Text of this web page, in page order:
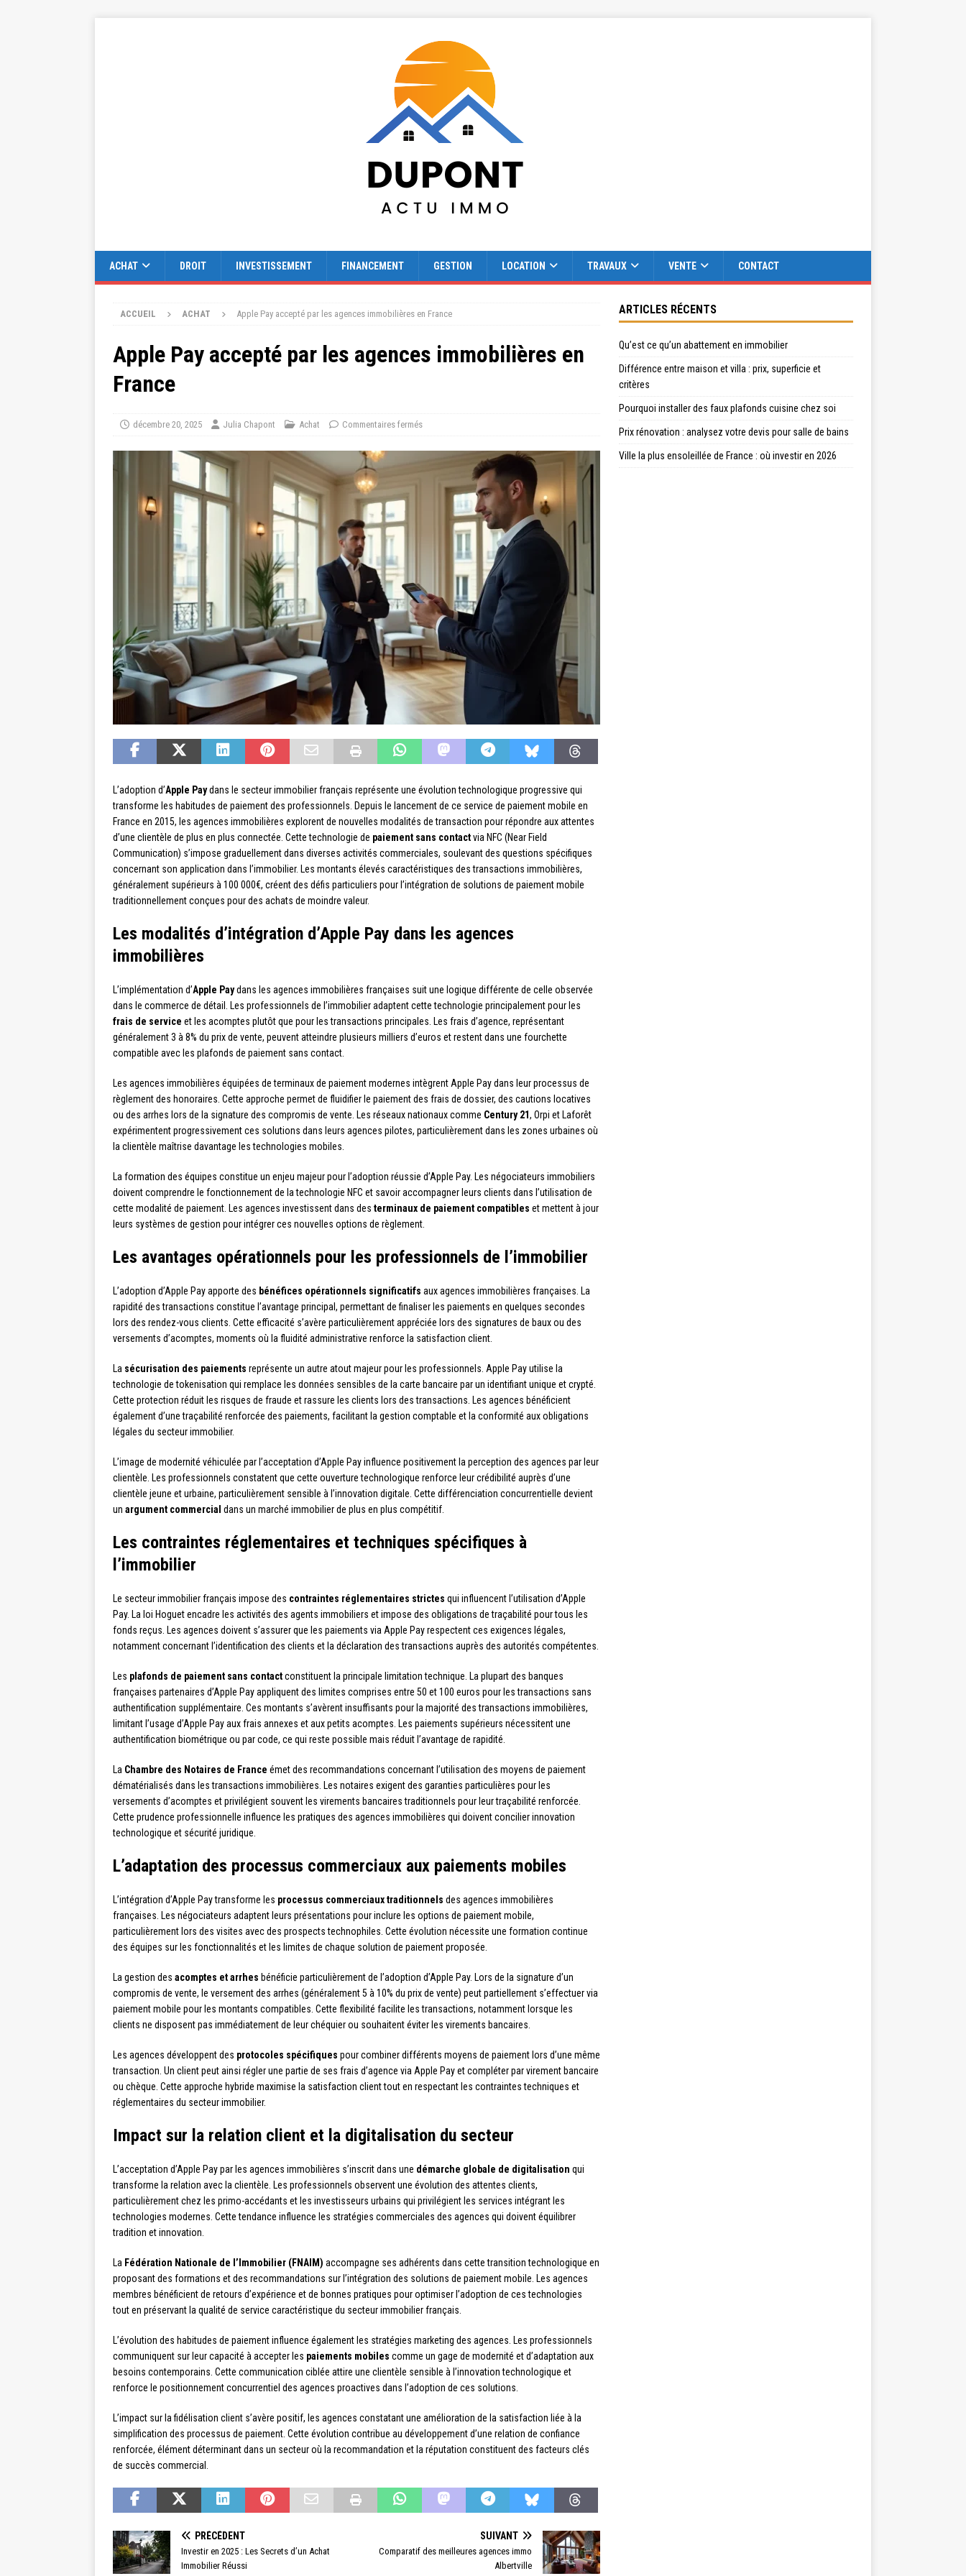
ACHAT DROIT INVESTISSEMENT FINANCEMENT GESTION LOCATION TRAVAUX VENTE CONTACT
ACCUEIL ACHAT Apple Pay accepté par les agences immobilières en France
Apple Pay accepté par les agences immobilières en
France
décembre 20, 2025 Julia Chapont Achat Commentaires fermés
L’adoption d’Apple Paydans le secteur immobilier français représente une évolution technologique progressive qui
transforme les habitudes de paiement des professionnels. Depuis le lancement de ce service de paiement mobile en
France en 2015, les agences immobilières explorent de nouvelles modalités de transaction pour répondre aux attentes
d’une clientèle de plus en plus connectée. Cette technologie de paiement sans contactvia NFC (Near Field
Communication) s’impose graduellement dans diverses activités commerciales, soulevant des questions spécifiques
concernant son application dans l’immobilier. Les montants élevés caractéristiques des transactions immobilières,
généralement supérieurs à 100 000€, créent des défis particuliers pour l’intégration de solutions de paiement mobile
traditionnellement conçues pour des achats de moindre valeur.
Les modalités d’intégration d’Apple Pay dans les agences
immobilières
L’implémentation d’Apple Paydans les agences immobilières françaises suit une logique différente de celle observée
dans le commerce de détail. Les professionnels de l’immobilier adaptent cette technologie principalement pour les
frais de service et les acomptes plutôt que pour les transactions principales. Les frais d’agence, représentant
généralement 3 à 8% du prix de vente, peuvent atteindre plusieurs milliers d’euros et restent dans une fourchette
compatible avec les plafonds de paiement sans contact.
Les agences immobilières équipées de terminaux de paiement modernes intègrent Apple Pay dans leur processus de
règlement des honoraires. Cette approche permet de fluidifier le paiement des frais de dossier, des cautions locatives
ou des arrhes lors de la signature des compromis de vente. Les réseaux nationaux comme Century 21, Orpi et Laforêt
expérimentent progressivement ces solutions dans leurs agences pilotes, particulièrement dans les zones urbaines où
la clientèle maîtrise davantage les technologies mobiles.
La formation des équipes constitue un enjeu majeur pour l’adoption réussie d’Apple Pay. Les négociateurs immobiliers
doivent comprendre le fonctionnement de la technologie NFC et savoir accompagner leurs clients dans l’utilisation de
cette modalité de paiement. Les agences investissent dans des terminaux de paiement compatibles et mettent à jour
leurs systèmes de gestion pour intégrer ces nouvelles options de règlement.
Les avantages opérationnels pour les professionnels de l’immobilier
L’adoption d’Apple Pay apporte des bénéfices opérationnels significatifs aux agences immobilières françaises. La
rapidité des transactions constitue l’avantage principal, permettant de finaliser les paiements en quelques secondes
lors des rendez-vous clients. Cette efficacité s’avère particulièrement appréciée lors des signatures de baux ou des
versements d’acomptes, moments où la fluidité administrative renforce la satisfaction client.
La sécurisation des paiements représente un autre atout majeur pour les professionnels. Apple Pay utilise la
technologie de tokenisation qui remplace les données sensibles de la carte bancaire par un identifiant unique et crypté.
Cette protection réduit les risques de fraude et rassure les clients lors des transactions. Les agences bénéficient
également d’une traçabilité renforcée des paiements, facilitant la gestion comptable et la conformité aux obligations
légales du secteur immobilier.
L’image de modernité véhiculée par l’acceptation d’Apple Pay influence positivement la perception des agences par leur
clientèle. Les professionnels constatent que cette ouverture technologique renforce leur crédibilité auprès d’une
clientèle jeune et urbaine, particulièrement sensible à l’innovation digitale. Cette différenciation concurrentielle devient
un argument commercial dans un marché immobilier de plus en plus compétitif.
Les contraintes réglementaires et techniques spécifiques à
l’immobilier
Le secteur immobilier français impose des contraintes réglementaires strictes qui influencent l’utilisation d’Apple
Pay. La loi Hoguet encadre les activités des agents immobiliers et impose des obligations de traçabilité pour tous les
fonds reçus. Les agences doivent s’assurer que les paiements via Apple Pay respectent ces exigences légales,
notamment concernant l’identification des clients et la déclaration des transactions auprès des autorités compétentes.
Les plafonds de paiement sans contactconstituent la principale limitation technique. La plupart des banques
françaises partenaires d’Apple Pay appliquent des limites comprises entre 50 et 100 euros pour les transactions sans
authentification supplémentaire. Ces montants s’avèrent insuffisants pour la majorité des transactions immobilières,
limitant l’usage d’Apple Pay aux frais annexes et aux petits acomptes. Les paiements supérieurs nécessitent une
authentification biométrique ou par code, ce qui reste possible mais réduit l’avantage de rapidité.
La Chambre des Notaires de France émet des recommandations concernant l’utilisation des moyens de paiement
dématérialisés dans les transactions immobilières. Les notaires exigent des garanties particulières pour les
versements d’acomptes et privilégient souvent les virements bancaires traditionnels pour leur traçabilité renforcée.
Cette prudence professionnelle influence les pratiques des agences immobilières qui doivent concilier innovation
technologique et sécurité juridique.
L’adaptation des processus commerciaux aux paiements mobiles
L’intégration d’Apple Pay transforme les processus commerciaux traditionnels des agences immobilières
françaises. Les négociateurs adaptent leurs présentations pour inclure les options de paiement mobile,
particulièrement lors des visites avec des prospects technophiles. Cette évolution nécessite une formation continue
des équipes sur les fonctionnalités et les limites de chaque solution de paiement proposée.
La gestion des acomptes et arrhes bénéficie particulièrement de l’adoption d’Apple Pay. Lors de la signature d’un
compromis de vente, le versement des arrhes (généralement 5 à 10% du prix de vente) peut partiellement s’effectuer via
paiement mobile pour les montants compatibles. Cette flexibilité facilite les transactions, notamment lorsque les
clients ne disposent pas immédiatement de leur chéquier ou souhaitent éviter les virements bancaires.
Les agences développent des protocoles spécifiques pour combiner différents moyens de paiement lors d’une même
transaction. Un client peut ainsi régler une partie de ses frais d’agence via Apple Pay et compléter par virement bancaire
ou chèque. Cette approche hybride maximise la satisfaction client tout en respectant les contraintes techniques et
réglementaires du secteur immobilier.
Impact sur la relation client et la digitalisation du secteur
L’acceptation d’Apple Pay par les agences immobilières s’inscrit dans une démarche globale de digitalisation qui
transforme la relation avec la clientèle. Les professionnels observent une évolution des attentes clients,
particulièrement chez les primo-accédants et les investisseurs urbains qui privilégient les services intégrant les
technologies modernes. Cette tendance influence les stratégies commerciales des agences qui doivent équilibrer
tradition et innovation.
La Fédération Nationale de l’Immobilier (FNAIM) accompagne ses adhérents dans cette transition technologique en
proposant des formations et des recommandations sur l’intégration des solutions de paiement mobile. Les agences
membres bénéficient de retours d’expérience et de bonnes pratiques pour optimiser l’adoption de ces technologies
tout en préservant la qualité de service caractéristique du secteur immobilier français.
L’évolution des habitudes de paiement influence également les stratégies marketing des agences. Les professionnels
communiquent sur leur capacité à accepter les paiements mobiles comme un gage de modernité et d’adaptation aux
besoins contemporains. Cette communication ciblée attire une clientèle sensible à l’innovation technologique et
renforce le positionnement concurrentiel des agences proactives dans l’adoption de ces solutions.
L’impact sur la fidélisation client s’avère positif, les agences constatant une amélioration de la satisfaction liée à la
simplification des processus de paiement. Cette évolution contribue au développement d’une relation de confiance
renforcée, élément déterminant dans un secteur où la recommandation et la réputation constituent des facteurs clés
de succès commercial.
PRÉCÉDENT
Investir en 2025 : Les Secrets d’un Achat
Immobilier Réussi
SUIVANT
Comparatif des meilleures agences immo
Albertville
ARTICLES RÉCENTS
Qu’est ce qu’un abattement en immobilier
Différence entre maison et villa : prix, superficie et
critères
Pourquoi installer des faux plafonds cuisine chez soi
Prix rénovation : analysez votre devis pour salle de bains
Ville la plus ensoleillée de France : où investir en 2026